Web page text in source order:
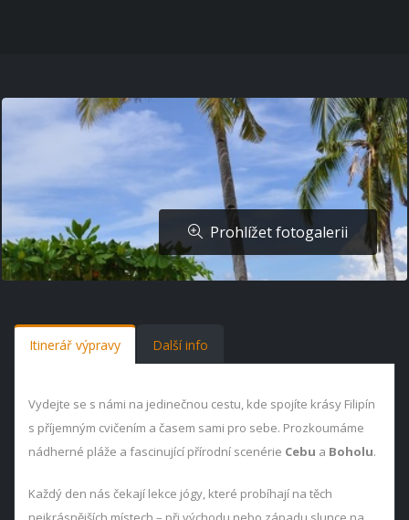
Prohlížet fotogalerii
Itinerář výpravy Další info
Vydejte se s námi na jedinečnou cestu, kde spojíte krásy Filipín
s příjemným cvičením a časem sami pro sebe. Prozkoumáme
nádherné pláže a fascinující přírodní scenérie Cebu a Boholu.
Každý den nás čekají lekce jógy, které probíhají na těch